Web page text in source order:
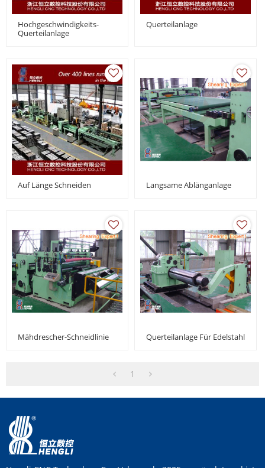
Hochgeschwindigkeits-
Querteilanlage
Querteilanlage
Auf Länge Schneiden Langsame Ablänganlage
Mähdrescher-Schneidlinie Querteilanlage Für Edelstahl
1